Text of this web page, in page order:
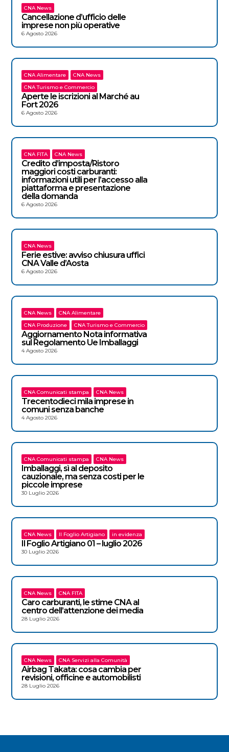
CNA News
Cancellazione d’ufficio delle
imprese non più operative
6 Agosto 2026
CNA Alimentare
CNA News
CNA Turismo e Commercio
Aperte le iscrizioni al Marché au
Fort 2026
6 Agosto 2026
CNA FITA CNA News
Credito d’imposta/Ristoro
maggiori costi carburanti:
informazioni utili per l’accesso alla
piattaforma e presentazione
della domanda
6 Agosto 2026
CNA News
Ferie estive: avviso chiusura uffici
CNA Valle d’Aosta
6 Agosto 2026
CNA News
CNA Alimentare
CNA Produzione
CNA Turismo e Commercio
Aggiornamento Nota informativa
sul Regolamento Ue Imballaggi
4 Agosto 2026
CNA Comunicati stampa CNA News
Trecentodieci mila imprese in
comuni senza banche
4 Agosto 2026
CNA Comunicati stampa CNA News
Imballaggi, sì al deposito
cauzionale, ma senza costi per le
piccole imprese
30 Luglio 2026
CNA News Il Foglio Artigiano in evidenza
Il Foglio Artigiano 01 – luglio 2026
30 Luglio 2026
CNA News CNA FITA
Caro carburanti, le stime CNA al
centro dell’attenzione dei media
28 Luglio 2026
CNA News CNA Servizi alla Comunità
Airbag Takata: cosa cambia per
revisioni, officine e automobilisti
28 Luglio 2026